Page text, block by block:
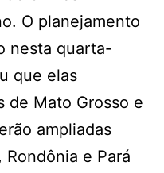
O planejamento
nesta quarta-
que elas
de Mato Grosso e
ampliadas
e Pará